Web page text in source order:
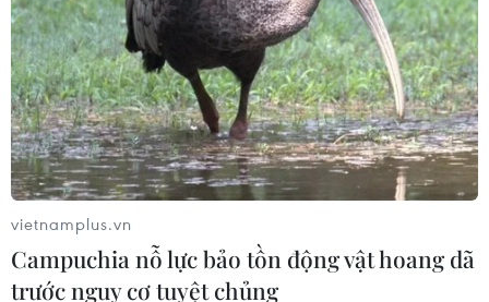
Anh: Nợ công lên mức cao kỷ lục trong đợt
phong tỏa phòng COVID-19
21/07/2020 13:16
Tính riêng trong tháng Sáu, các khoản vay của Anh đã
chạm ngưỡng 35,5 tỷ bảng, tăng gấp 5 lần so với cùng
kỳ năm 2019.
vietnamplus.vn
Campuchia nỗ lực bảo tồn động vật hoang dã
trước nguy cơ tuyệt chủng